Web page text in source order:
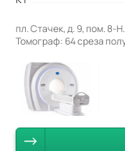
пл. Стачек, д. 9, пом. 8-Н.
Томограф: 64 среза